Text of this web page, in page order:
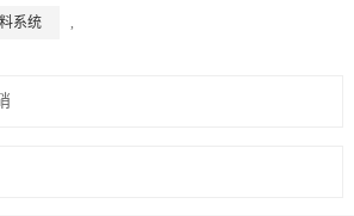
系统 ,